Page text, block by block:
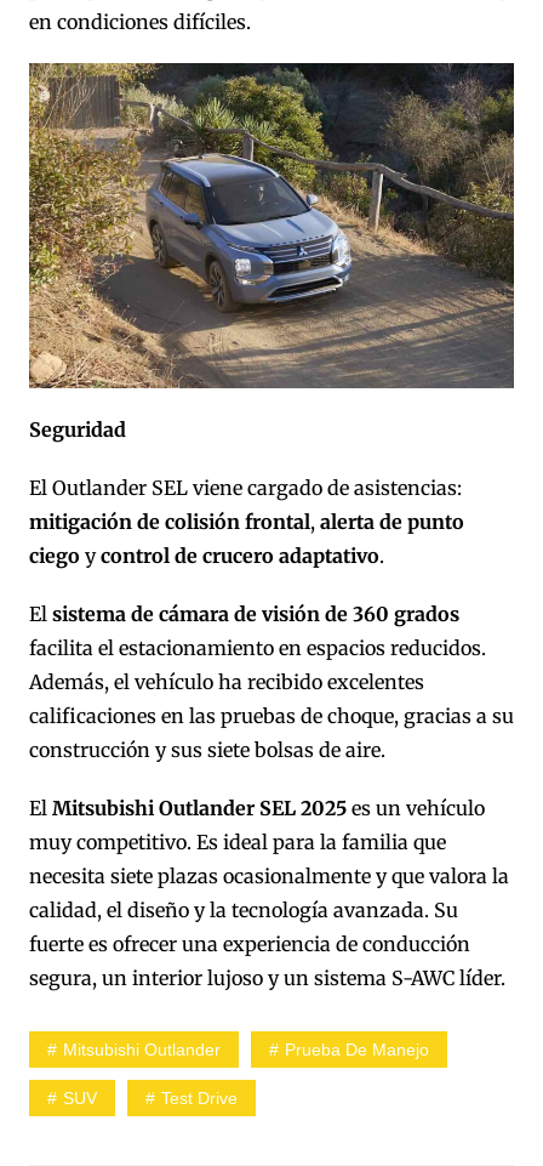
en condiciones difíciles.
Seguridad
El Outlander SEL viene cargado de asistencias:
mitigación de colisión frontal, alerta de punto
ciego ycontrol de crucero adaptativo.
El sistema de cámara de visión de 360 grados
facilita el estacionamiento en espacios reducidos.
Además, el vehículo ha recibido excelentes
calificaciones en las pruebas de choque, gracias a su
construcción y sus siete bolsas de aire.
El Mitsubishi Outlander SEL 2025es un vehículo
muy competitivo. Es ideal para la familia que
necesita siete plazas ocasionalmente y que valora la
calidad, el diseño y la tecnología avanzada. Su
fuerte es ofrecer una experiencia de conducción
segura, un interior lujoso y un sistema S-AWC líder.
Mitsubishi Outlander Prueba De Manejo
SUV Test Drive